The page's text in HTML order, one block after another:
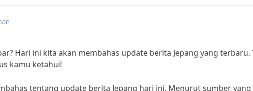
Hari ini kita akan membahas update berita Jepang yang terbaru.
kamu ketahui!
tentang update berita Jepang hari ini. Menurut sumber